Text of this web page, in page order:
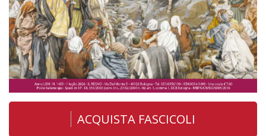
ACQUISTA FASCICOLI